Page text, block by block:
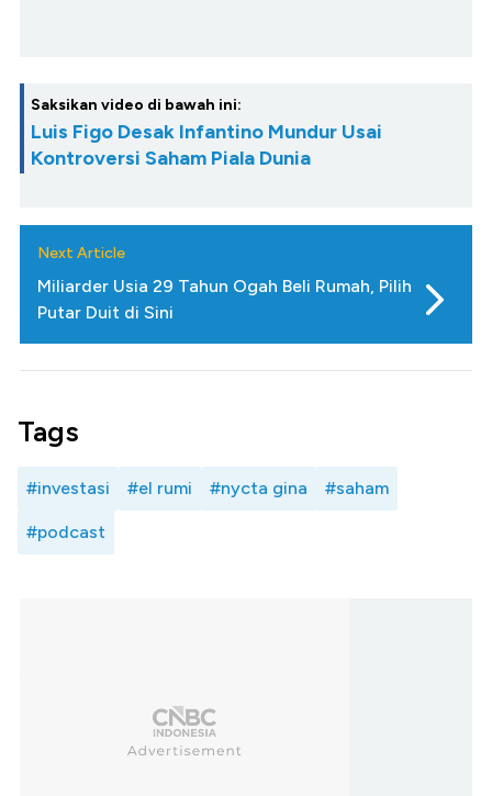
Saksikan video di bawah ini:
Luis Figo Desak Infantino Mundur Usai
Kontroversi Saham Piala Dunia
Next Article
Miliarder Usia 29 Tahun Ogah Beli Rumah, Pilih
Putar Duit di Sini
Tags
#investasi #el rumi #nycta gina #saham
#podcast